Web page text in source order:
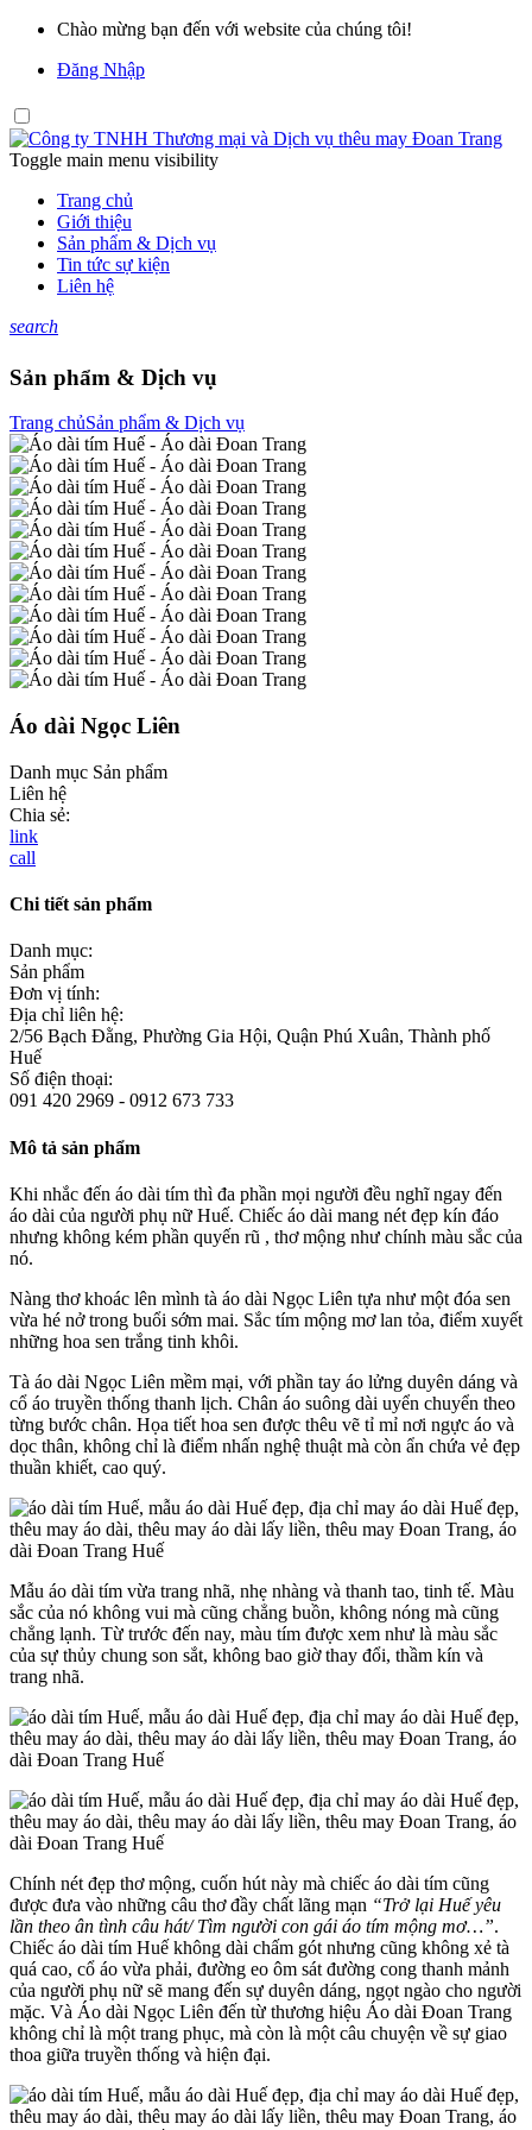
Chào mừng bạn đến với website của chúng tôi!
Đăng Nhập
Toggle main menu visibility
Trang chủ
Giới thiệu
Sản phẩm & Dịch vụ
Tin tức sự kiện
Liên hệ
search
Sản phẩm & Dịch vụ
Trang chủSản phẩm & Dịch vụ
Áo dài Ngọc Liên
Danh mục Sản phẩm
Liên hệ
Chia sẻ:
link
call
Chi tiết sản phẩm
Danh mục:
Sản phẩm
Đơn vị tính:
Địa chỉ liên hệ:
2/56 Bạch Đằng, Phường Gia Hội, Quận Phú Xuân, Thành phố
Huế
Số điện thoại:
091 420 2969 - 0912 673 733
Mô tả sản phẩm
Khi nhắc đến áo dài tím thì đa phần mọi người đều nghĩ ngay đến
áo dài của người phụ nữ Huế. Chiếc áo dài mang nét đẹp kín đáo
nhưng không kém phần quyến rũ , thơ mộng như chính màu sắc của
nó.
Nàng thơ khoác lên mình tà áo dài Ngọc Liên tựa như một đóa sen
vừa hé nở trong buổi sớm mai. Sắc tím mộng mơ lan tỏa, điểm xuyết
những hoa sen trắng tinh khôi.
Tà áo dài Ngọc Liên mềm mại, với phần tay áo lửng duyên dáng và
cổ áo truyền thống thanh lịch. Chân áo suông dài uyển chuyển theo
từng bước chân. Họa tiết hoa sen được thêu vẽ tỉ mỉ nơi ngực áo và
dọc thân, không chỉ là điểm nhấn nghệ thuật mà còn ẩn chứa vẻ đẹp
thuần khiết, cao quý.
Mẫu áo dài tím vừa trang nhã, nhẹ nhàng và thanh tao, tinh tế. Màu
sắc của nó không vui mà cũng chẳng buồn, không nóng mà cũng
chẳng lạnh. Từ trước đến nay, màu tím được xem như là màu sắc
của sự thủy chung son sắt, không bao giờ thay đổi, thầm kín và
trang nhã.
Chính nét đẹp thơ mộng, cuốn hút này mà chiếc áo dài tím cũng
được đưa vào những câu thơ đầy chất lãng mạn “Trở lại Huế yêu
lần theo ân tình câu hát/ Tìm người con gái áo tím mộng mơ…”.
Chiếc áo dài tím Huế không dài chấm gót nhưng cũng không xẻ tà
quá cao, cổ áo vừa phải, đường eo ôm sát đường cong thanh mảnh
của người phụ nữ sẽ mang đến sự duyên dáng, ngọt ngào cho người
mặc. Và Áo dài Ngọc Liên đến từ thương hiệu Áo dài Đoan Trang
không chỉ là một trang phục, mà còn là một câu chuyện về sự giao
thoa giữa truyền thống và hiện đại.